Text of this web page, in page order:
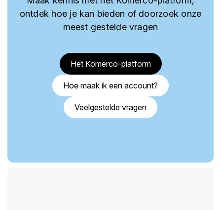
ontdek hoe je kan bieden of doorzoek onze
meest gestelde vragen
Het Komerco-platform
Hoe maak ik een account?
Veelgestelde vragen